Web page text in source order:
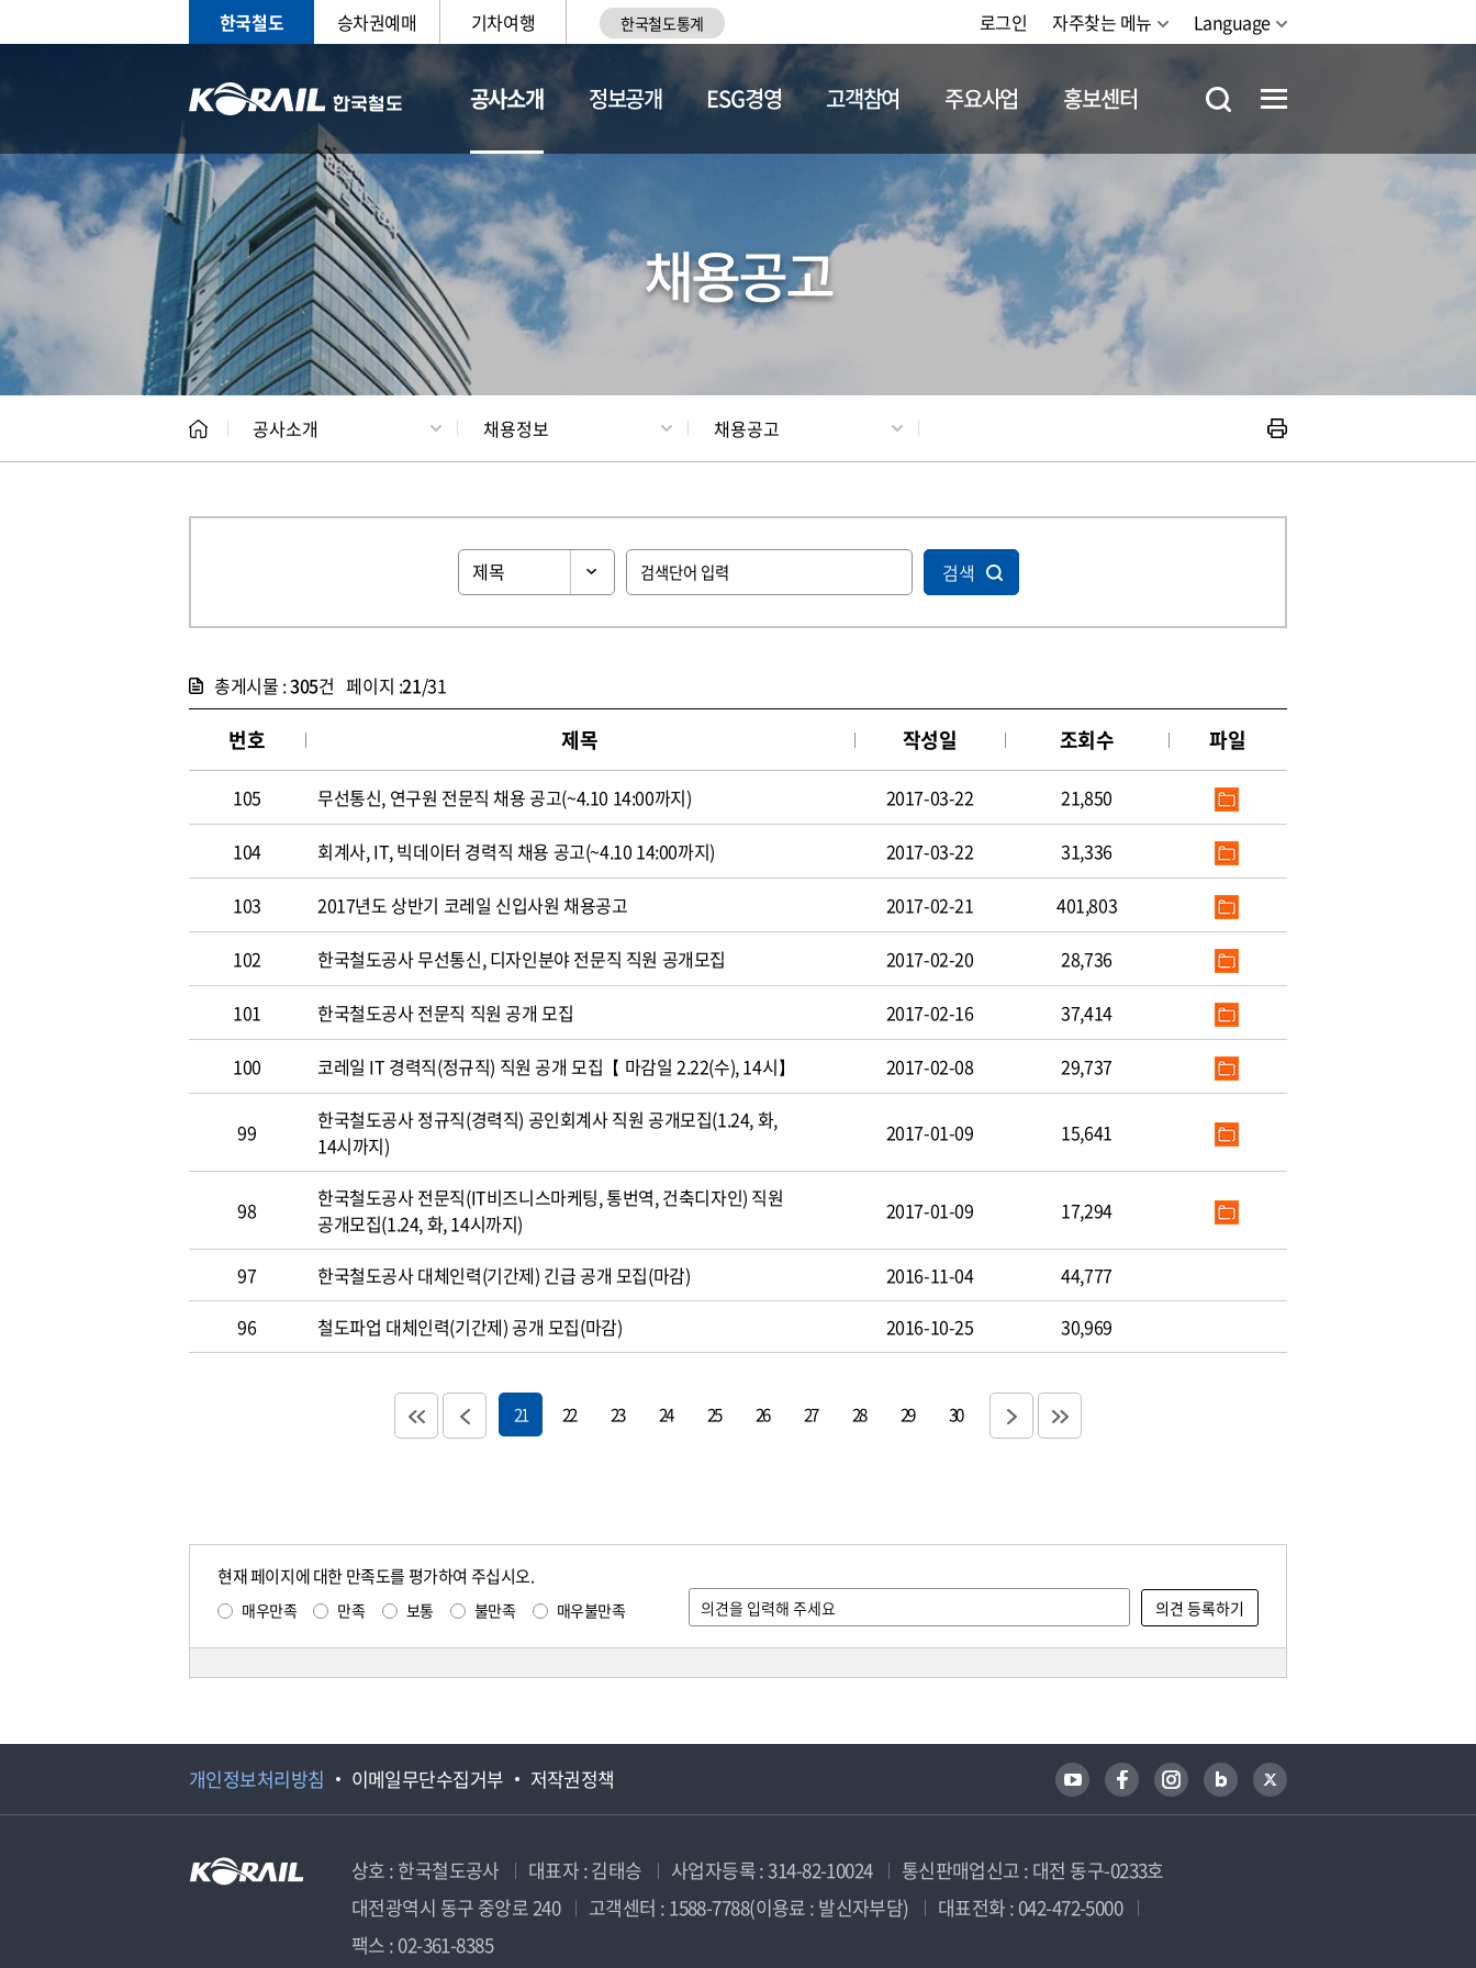
한국철도 승차권예매 기차여행 한국철도통계 로그인 자주찾는 메뉴 Language
공사소개
CEO 일반현황 채용정보
정보공개 ESG경영 고객참여 주요사업 홍보센터
채용공고
공사소개 채용정보 채용공고
검색
총게시물 :305건 페이지 :21/31
번호 제목 작성일 조회수 파일
105 무선통신, 연구원 전문직 채용 공고(~4.10 14:00까지) 2017-03-22 21,850
104 회계사, IT, 빅데이터 경력직 채용 공고(~4.10 14:00까지) 2017-03-22 31,336
103 2017년도 상반기 코레일 신입사원 채용공고 2017-02-21 401,803
102 한국철도공사 무선통신, 디자인분야 전문직 직원 공개모집 2017-02-20 28,736
101 한국철도공사 전문직 직원 공개 모집 2017-02-16 37,414
100 코레일 IT 경력직(정규직) 직원 공개 모집【 마감일 2.22(수), 14시】 2017-02-08 29,737
99
한국철도공사 정규직(경력직) 공인회계사 직원 공개모집(1.24, 화,
14시까지)
2017-01-09 15,641
98
한국철도공사 전문직(IT비즈니스마케팅, 통번역, 건축디자인) 직원
공개모집(1.24, 화, 14시까지)
2017-01-09 17,294
97 한국철도공사 대체인력(기간제) 긴급 공개 모집(마감) 2016-11-04
44,777
96
철도파업 대체인력(기간제) 공개 모집(마감) 2016-10-25 30,969
21 22 23 24 25 26 27 28 29 30
현재 페이지에 대한 만족도를 평가하여 주십시오.
매우만족 만족 보통 불만족 매우불만족
개인정보처리방침 이메일무단수집거부 저작권정책
상호 : 한국철도공사 대표자 : 김태승 사업자등록 : 314-82-10024
통신판매업신고 : 대전 동구-0233호
대전광역시 동구 중앙로 240
고객센터 : 1588-7788(이용료 : 발신자부담)
대표전화 : 042-472-5000
팩스 : 02-361-8385